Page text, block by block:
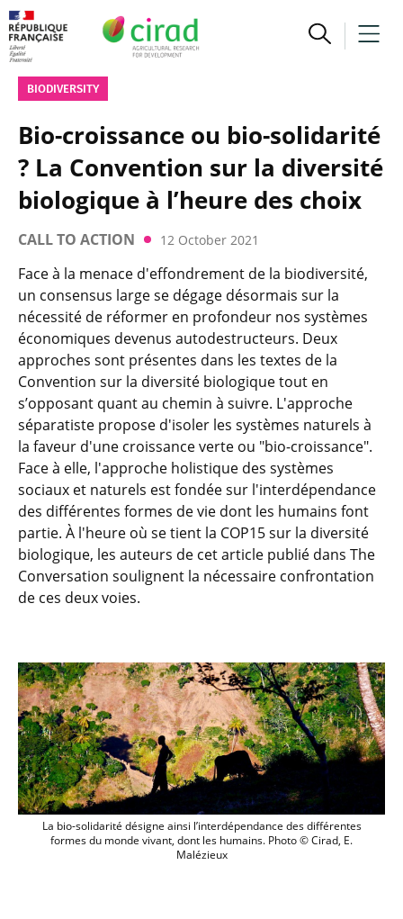
BIODIVERSITY
Bio-croissance ou bio-solidarité
? La Convention sur la diversité
biologique à l’heure des choix
CALL TO ACTION 12 October 2021
Face à la menace d'effondrement de la biodiversité,
un consensus large se dégage désormais sur la
nécessité de réformer en profondeur nos systèmes
économiques devenus autodestructeurs. Deux
approches sont présentes dans les textes de la
Convention sur la diversité biologique tout en
s’opposant quant au chemin à suivre. L'approche
séparatiste propose d'isoler les systèmes naturels à
la faveur d'une croissance verte ou "bio-croissance".
Face à elle, l'approche holistique des systèmes
sociaux et naturels est fondée sur l'interdépendance
des différentes formes de vie dont les humains font
partie. À l'heure où se tient la COP15 sur la diversité
biologique, les auteurs de cet article publié dans The
Conversation soulignent la nécessaire confrontation
de ces deux voies.
La bio-solidarité désigne ainsi
La bio-solidarité désigne ainsi l’interdépendance des différentes
formes du monde vivant, dont les humains. Photo © Cirad, E.
Malézieux